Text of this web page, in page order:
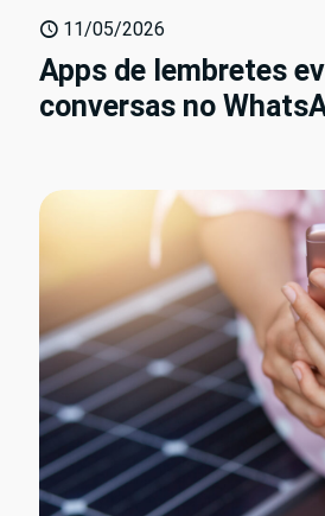
11/05/2026
Apps de lembretes
conversas no